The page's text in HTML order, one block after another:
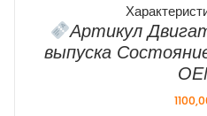
Артикул
выпуска